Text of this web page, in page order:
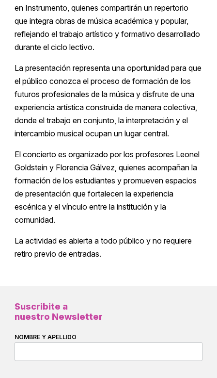
en Instrumento, quienes compartirán un repertorio
que integra obras de música académica y popular,
reflejando el trabajo artístico y formativo desarrollado
durante el ciclo lectivo.
La presentación representa una oportunidad para que
el público conozca el proceso de formación de los
futuros profesionales de la música y disfrute de una
experiencia artística construida de manera colectiva,
donde el trabajo en conjunto, la interpretación y el
intercambio musical ocupan un lugar central.
El concierto es organizado por los profesores Leonel
Goldstein y Florencia Gálvez, quienes acompañan la
formación de los estudiantes y promueven espacios
de presentación que fortalecen la experiencia
escénica y el vínculo entre la institución y la
comunidad.
La actividad es abierta a todo público y no requiere
retiro previo de entradas.
Suscribite a
nuestro Newsletter
NOMBRE Y APELLIDO